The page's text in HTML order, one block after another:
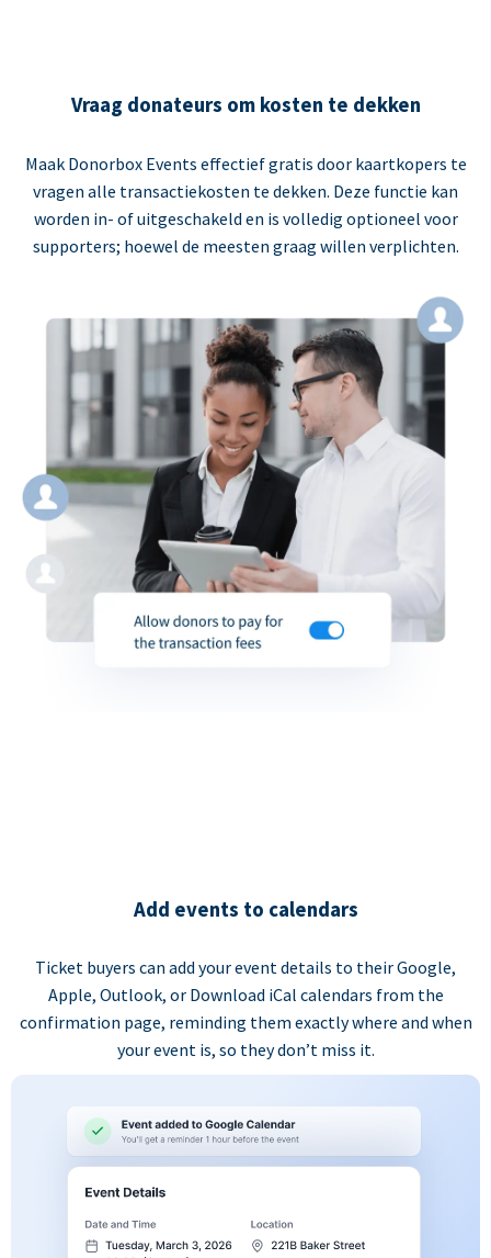
Vraag donateurs om kosten te dekken
Maak Donorbox Events effectief gratis door kaartkopers te
vragen alle transactiekosten te dekken. Deze functie kan
worden in- of uitgeschakeld en is volledig optioneel voor
supporters; hoewel de meesten graag willen verplichten.
Add events to calendars
Ticket buyers can add your event details to their Google,
Apple, Outlook, or Download iCal calendars from the
confirmation page, reminding them exactly where and when
your event is, so they don’t miss it.